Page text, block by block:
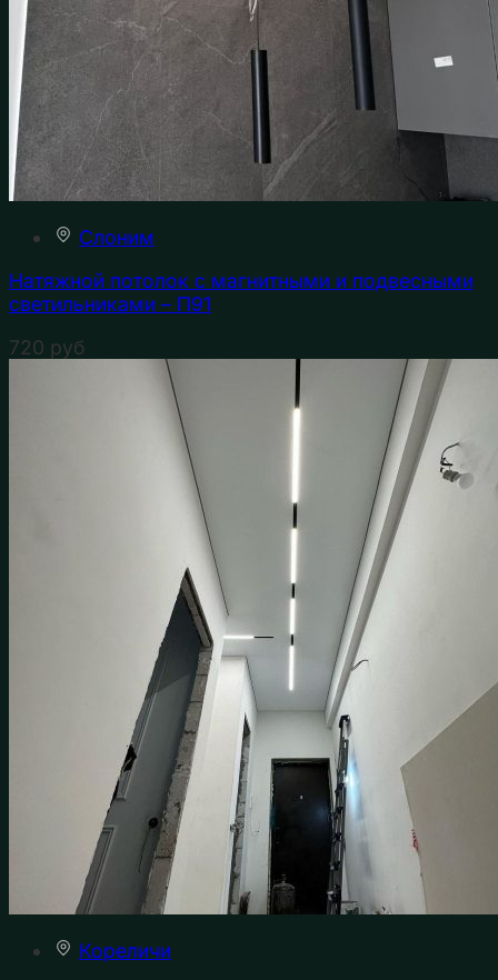
Слоним
Натяжной потолок с магнитными и подвесными
светильниками – П91
720 руб
Кореличи